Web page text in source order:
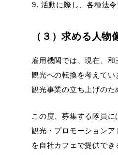
活動に際し、各種法
（３）求める人物
雇用機関では、現在、
観光への転換を考えて
観光事業の立ち上げのた
この度、募集する隊員
観光・プロモーション
を自社カフェで提供で